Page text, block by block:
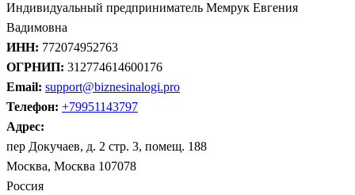
Индивидуальный предприниматель Мемрук Евгения
Вадимовна
ИНН: 772074952763
ОГРНИП: 312774614600176
Email: support@biznesinalogi.pro
Телефон: +79951143797
Адрес:
пер Докучаев, д. 2 стр. 3, помещ. 188
Москва, Москва 107078
Россия